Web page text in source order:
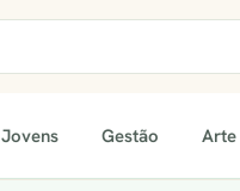
Jovens Gestão Arte